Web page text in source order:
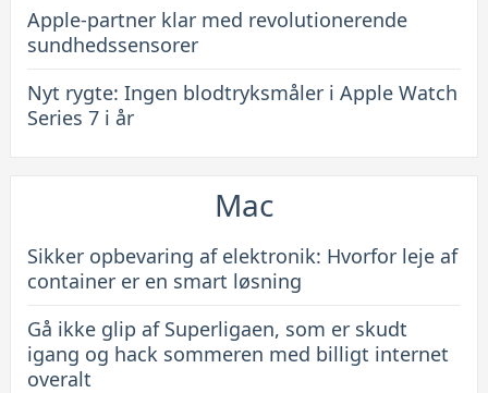
Apple-partner klar med revolutionerende
sundhedssensorer
Nyt rygte: Ingen blodtryksmåler i Apple Watch
Series 7 i år
Mac
Sikker opbevaring af elektronik: Hvorfor leje af
container er en smart løsning
Gå ikke glip af Superligaen, som er skudt
igang og hack sommeren med billigt internet
overalt